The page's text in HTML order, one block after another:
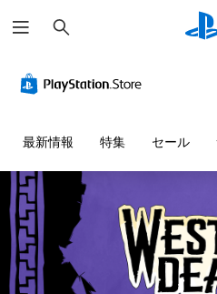
索
最新情報 特集 セール